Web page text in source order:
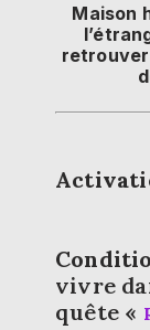
Maison
vivre
quête «